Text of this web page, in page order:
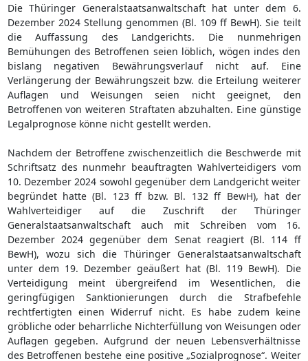
Die Thüringer Generalstaatsanwaltschaft hat unter dem 6.
Dezember 2024 Stellung genommen (Bl. 109 ff BewH). Sie teilt
die Auffassung des Landgerichts. Die nunmehrigen
Bemühungen des Betroffenen seien löblich, wögen indes den
bislang negativen Bewährungsverlauf nicht auf. Eine
Verlängerung der Bewährungszeit bzw. die Erteilung weiterer
Auflagen und Weisungen seien nicht geeignet, den
Betroffenen von weiteren Straftaten abzuhalten. Eine günstige
Legalprognose könne nicht gestellt werden.
Nachdem der Betroffene zwischenzeitlich die Beschwerde mit
Schriftsatz des nunmehr beauftragten Wahlverteidigers vom
10. Dezember 2024 sowohl gegenüber dem Landgericht weiter
begründet hatte (Bl. 123 ff bzw. Bl. 132 ff BewH), hat der
Wahlverteidiger auf die Zuschrift der Thüringer
Generalstaatsanwaltschaft auch mit Schreiben vom 16.
Dezember 2024 gegenüber dem Senat reagiert (Bl. 114 ff
BewH), wozu sich die Thüringer Generalstaatsanwaltschaft
unter dem 19. Dezember geäußert hat (Bl. 119 BewH). Die
Verteidigung meint übergreifend im Wesentlichen, die
geringfügigen Sanktionierungen durch die Strafbefehle
rechtfertigten einen Widerruf nicht. Es habe zudem keine
gröbliche oder beharrliche Nichterfüllung von Weisungen oder
Auflagen gegeben. Aufgrund der neuen Lebensverhältnisse
des Betroffenen bestehe eine positive „Sozialprognose“. Weiter